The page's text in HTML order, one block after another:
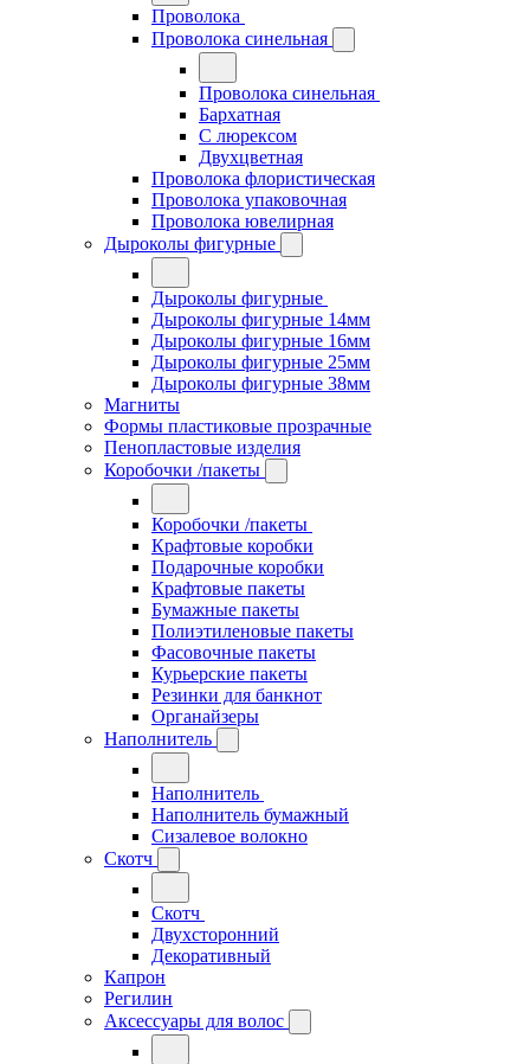
Проволока
Проволока синельная
Проволока синельная
Бархатная
С люрексом
Двухцветная
Проволока флористическая
Проволока упаковочная
Проволока ювелирная
Дыроколы фигурные
Дыроколы фигурные
Дыроколы фигурные 14мм
Дыроколы фигурные 16мм
Дыроколы фигурные 25мм
Дыроколы фигурные 38мм
Магниты
Формы пластиковые прозрачные
Пенопластовые изделия
Коробочки /пакеты
Коробочки /пакеты
Крафтовые коробки
Подарочные коробки
Крафтовые пакеты
Бумажные пакеты
Полиэтиленовые пакеты
Фасовочные пакеты
Курьерские пакеты
Резинки для банкнот
Органайзеры
Наполнитель
Наполнитель
Наполнитель бумажный
Сизалевое волокно
Скотч
Скотч
Двухсторонний
Декоративный
Капрон
Регилин
Аксессуары для волос